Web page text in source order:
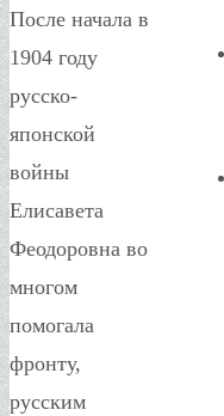
После начала в
1904 году
русско-
японской
войны
Елисавета
Феодоровна во
многом
помогала
фронту,
русским